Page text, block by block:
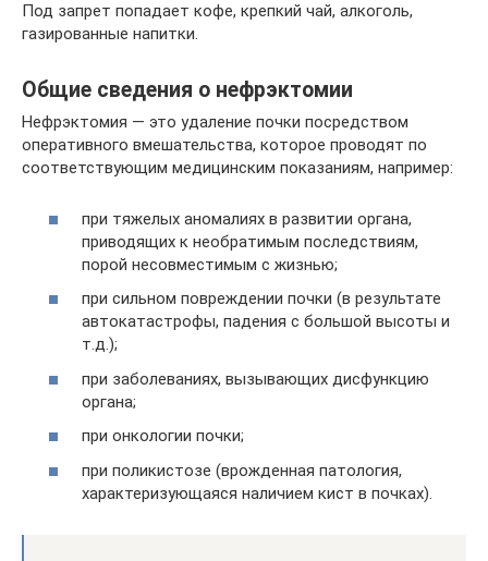
Под запрет попадает кофе, крепкий чай, алкоголь,
газированные напитки.
Общие сведения о нефрэктомии
Нефрэктомия — это удаление почки посредством
оперативного вмешательства, которое проводят по
соответствующим медицинским показаниям, например:
при тяжелых аномалиях в развитии органа,
приводящих к необратимым последствиям,
порой несовместимым с жизнью;
при сильном повреждении почки (в результате
автокатастрофы, падения с большой высоты и
т.д.);
при заболеваниях, вызывающих дисфункцию
органа;
при онкологии почки;
при поликистозе (врожденная патология,
характеризующаяся наличием кист в почках).